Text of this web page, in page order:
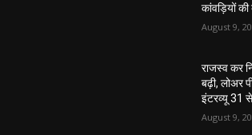
कांवड़ियों
August 9,
राजस्व कर
बढ़ी, लोअर
इंटरव्यू 31
August 9,